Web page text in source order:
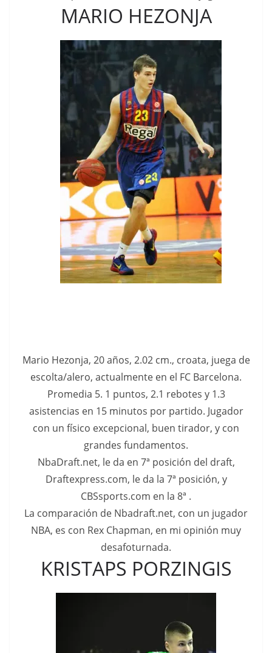
MARIO HEZONJA
Mario Hezonja, 20 años, 2.02 cm., croata, juega de
escolta/alero, actualmente en el FC Barcelona.
Promedia 5. 1 puntos, 2.1 rebotes y 1.3
asistencias en 15 minutos por partido. Jugador
con un físico excepcional, buen tirador, y con
grandes fundamentos.
NbaDraft.net, le da en 7ª posición del draft,
Draftexpress.com, le da la 7ª posición, y
CBSsports.com en la 8ª .
La comparación de Nbadraft.net, con un jugador
NBA, es con Rex Chapman, en mi opinión muy
desafoturnada.
KRISTAPS PORZINGIS